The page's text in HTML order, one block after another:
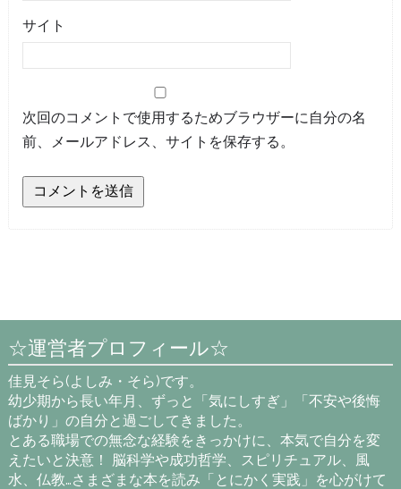
サイト
次回のコメントで使用するためブラウザーに自分の名
前、メールアドレス、サイトを保存する。
☆運営者プロフィール☆
佳見そら(よしみ・そら)です。
幼少期から長い年月、ずっと「気にしすぎ」「不安や後悔
ばかり」の自分と過ごしてきました。
とある職場での無念な経験をきっかけに、本気で自分を変
えたいと決意！ 脳科学や成功哲学、スピリチュアル、風
水、仏教…さまざまな本を読み「とにかく実践」を心がけて